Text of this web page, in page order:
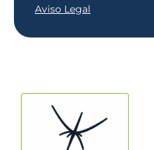
Aviso Legal